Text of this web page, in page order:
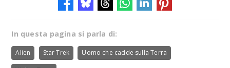
In questa pagina si parla di:
Alien Star Trek Uomo che cadde sulla Terra